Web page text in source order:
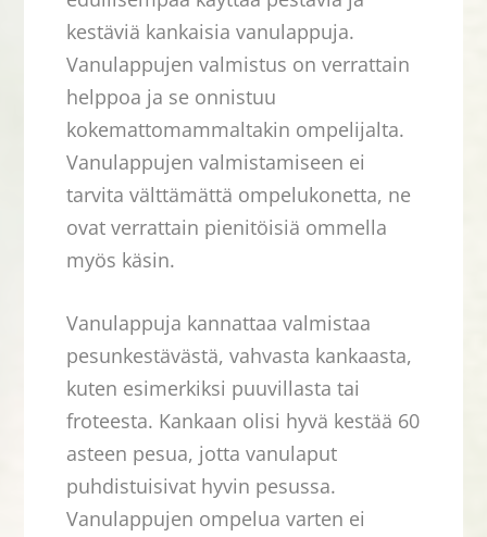
kestäviä kankaisia vanulappuja.
Vanulappujen valmistus on verrattain
helppoa ja se onnistuu
kokemattomammaltakin ompelijalta.
Vanulappujen valmistamiseen ei
tarvita välttämättä ompelukonetta, ne
ovat verrattain pienitöisiä ommella
myös käsin.
Vanulappuja kannattaa valmistaa
pesunkestävästä, vahvasta kankaasta,
kuten esimerkiksi puuvillasta tai
froteesta. Kankaan olisi hyvä kestää 60
asteen pesua, jotta vanulaput
puhdistuisivat hyvin pesussa.
Vanulappujen ompelua varten ei